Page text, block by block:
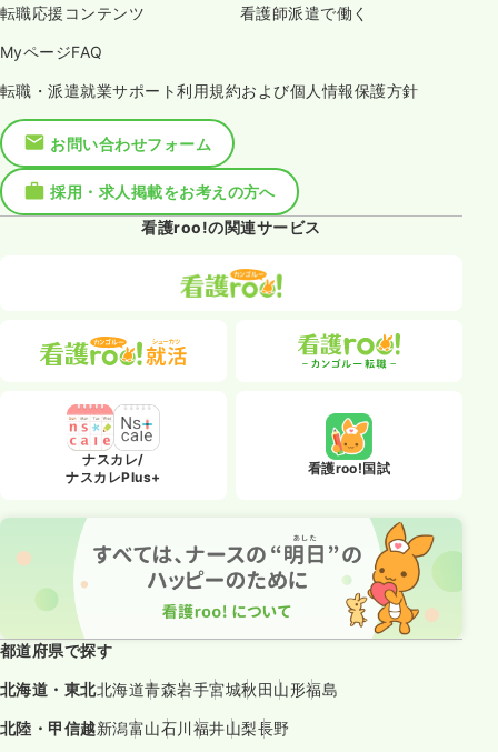
転職応援コンテンツ 看護師派遣で働く
MyページFAQ
転職・派遣就業サポート利用規約および個人情報保護方針
お問い合わせフォーム
採用・求人掲載をお考えの方へ
看護roo!の関連サービス
ナスカレ/
ナスカレPlus+
看護roo!国試
都道府県で探す
北海道・東北北海道青森岩手宮城秋田山形福島
北陸・甲信越新潟富山石川福井山梨長野